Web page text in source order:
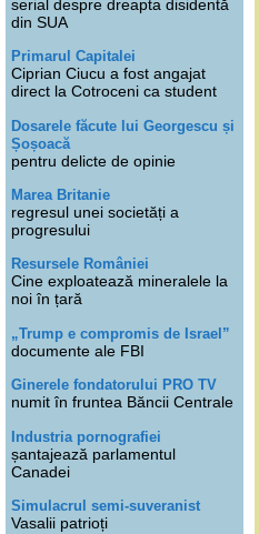
serial despre dreapta disidentă
din SUA
Primarul Capitalei
Ciprian Ciucu a fost angajat
direct la Cotroceni ca student
Dosarele făcute lui Georgescu și
Șoșoacă
pentru delicte de opinie
Marea Britanie
regresul unei societăți a
progresului
Resursele României
Cine exploatează mineralele la
noi în țară
„Trump e compromis de Israel”
documente ale FBI
Ginerele fondatorului PRO TV
numit în fruntea Băncii Centrale
Industria pornografiei
șantajează parlamentul
Canadei
Simulacrul semi-suveranist
Vasalii patrioți